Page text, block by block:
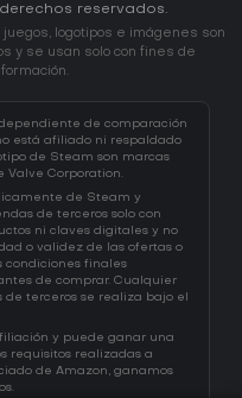
reservados.
logotipos e imágenes son
y se usan solo con fines de
de comparación
está afiliado ni respaldado
de Steam son marcas
Valve Corporation.
de Steam y
de terceros solo con
ni claves digitales y no
o validez de las ofertas o
condiciones finales
de comprar. Cualquier
terceros se realiza bajo el
y puede ganar una
requisitos realizadas a
de Amazon, ganamos